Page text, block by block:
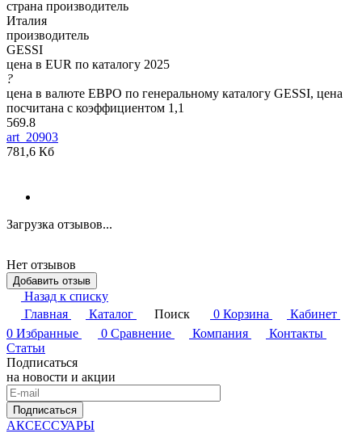
страна производитель
Италия
производитель
GESSI
цена в EUR по каталогу 2025
?
цена в валюте ЕВРО по генеральному каталогу GESSI, цена
посчитана с коэффициентом 1,1
569.8
art_20903
781,6 Кб
Загрузка отзывов...
Нет отзывов
Добавить отзыв
Назад к списку
Главная
Каталог Поиск 0 Корзина
Кабинет
0 Избранные 0 Сравнение Компания
Контакты
Статьи
Подписаться
на новости и акции
Подписаться
АКСЕССУАРЫ